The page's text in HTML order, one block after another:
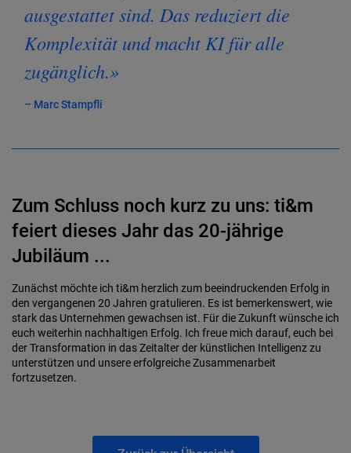
ausgestattet sind. Das reduziert die
Komplexität und macht KI für alle
zugänglich.»
– Marc Stampfli
Zum Schluss noch kurz zu uns: ti&m
feiert dieses Jahr das 20-jährige
Jubiläum ...
Zunächst möchte ich ti&m herzlich zum beeindruckenden Erfolg in
den vergangenen 20 Jahren gratulieren. Es ist bemerkenswert, wie
stark das Unternehmen gewachsen ist. Für die Zukunft wünsche ich
euch weiterhin nachhaltigen Erfolg. Ich freue mich darauf, euch bei
der Transformation in das Zeitalter der künstlichen Intelligenz zu
unterstützen und unsere erfolgreiche Zusammenarbeit
fortzusetzen.